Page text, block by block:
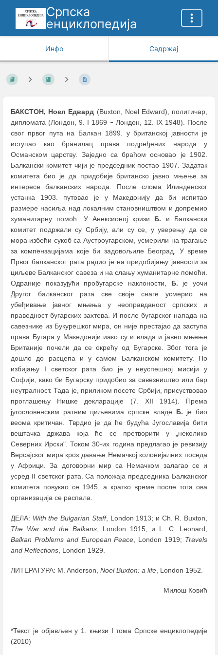
Српска
енциклопедија
Инфо Садржај
БАКСТОН, Ноел Едвард (Buxton, Noel Edward), политичар,
дипломата (Лондон, 9. I 1869 –Лондон, 12. IX 1948). После
свог првог пута на Балкан 1899. у британској јавности је
иступао као бранилац права подређених народа у
Османском царству. Заједно са браћом основао је 1902.
Балкански комитет чији је председник постао 1907. Задатак
комитета био је да придобије британско јавно мњење за
интересе балканских народа. После слома Илинденског
устанка 1903. путовао је у Македонију да би испитао
размере насиља над локалним становништвом и допремио
хуманитарну помоћ. У Анексионој кризи Б. и Балкански
комитет подржали су Србију, али су се, у уверењу да се
мора избећи сукоб са Аустроугарском, усмерили на трагање
за компензацијама које би задовољиле Београд. У време
Првог балканског рата радио је на придобијању јавности за
циљеве Балканског савеза и на слању хуманитарне помоћи.
Oдраније показујући пробугарске наклоности, Б. је уочи
Другог балканског рата све своје снаге усмерио на
убеђивање јавног мњења у неоправданост српских и
праведност бугарских захтева. И после бугарског напада на
савезнике из Букурешког мира, он није престајао да заступа
права Бугара у Македонији иако су и влада и јавно мњење
Британије почели да се окрећу од Бугарске. Због тога је
дошло до расцепа и у самом Балканском комитету. По
избијању I светског рата био је у неуспешној мисији у
Софији, како би Бугарску придобио за савезништво или бар
неутралност. Тада je, приликом посете Србији, присуствоваo
проглашењу Нишке декларације (7. XII 1914). Према
југословенским ратним циљевима српске владе Б. је био
веома критичан. Тврдио је да ће будућа Југославија бити
вештачка држава која ће се претворити у „неколико
Северних Ирски". Током 30-их година предлагао је ревизију
Версајског мира кроз давање Немачкој колонијалних поседа
у Африци. За договорни мир са Немачком залагао се и
усред II светског рата. Са положаја председника Балканског
комитета повукао се 1945, а кратко време после тога ова
организација се распала.
ДЕЛА: With the Bulgarian Staff, London 1913; и Ch. R. Buxton,
The War and the Balkans , London 1915; и L. C. Leonard,
Balkan Problems and European Peace , London 1919; Travels
and Reflections , London 1929.
ЛИТЕРАТУРА: M. Anderson, Noel Buxton: a life , London 1952.
Милош Ковић
*Текст је објављен у 1. књизи I тома Српске енциклопедије
(2010)